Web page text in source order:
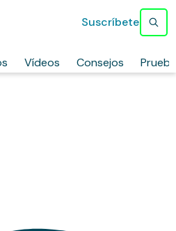
Vídeos Consejos
Suscríbete